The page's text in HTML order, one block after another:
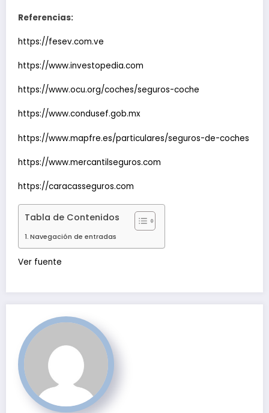
Referencias:
https://fesev.com.ve
https://www.investopedia.com
https://www.ocu.org/coches/seguros-coche
https://www.condusef.gob.mx
https://www.mapfre.es/particulares/seguros-de-coches
https://www.mercantilseguros.com
https://caracasseguros.com
Tabla de Contenidos
Navegación de entradas
Navegación
entradas
Ver fuente